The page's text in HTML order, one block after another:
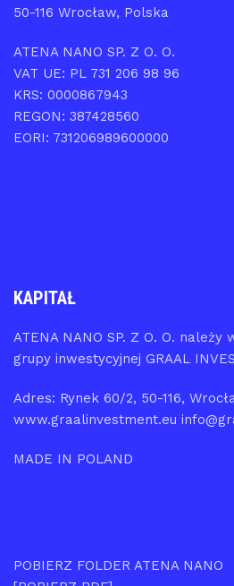
50-116 Wrocław, Polska
ATENA NANO SP. Z O. O.
VAT UE: PL 731 206 98 96
KRS: 0000867943
REGON: 387428560
EORI: 731206989600000
KAPITAŁ
ATENA NANO SP. Z O. O. należy
grupy inwestycyjnej GRAAL
Adres: Rynek 60/2, 50-116,
www.graalinvestment.eu
MADE IN POLAND
POBIERZ FOLDER ATENA NANO